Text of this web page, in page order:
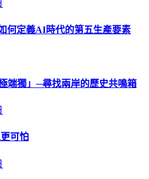
何定義AI時代的第五生產要素
端獨」─尋找兩岸的歷史共鳴箱
可怕